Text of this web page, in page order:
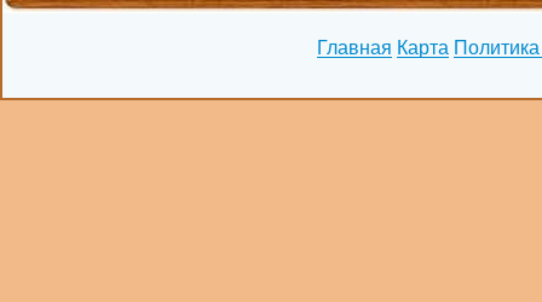
Главная Карта